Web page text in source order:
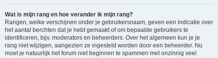
Wat is mijn rang en hoe verander ik mijn rang?
Rangen, welke verschijnen onder je gebruikersnaam, geven een indicatie over
het aantal berchten dat je hebt gemaakt of om bepaalde gebruikers te
identificeren, bijv. moderators en beheerders. Over het algemeen kun je je
rang niet wijzigen, aangezien ze ingesteld worden door een beheerder. Nu
moet je natuurlijk het forum niet beginnen te spammen met onzinnig veel